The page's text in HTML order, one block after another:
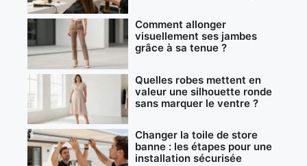
Comment allonger
visuellement ses jambes
grâce à sa tenue ?
Quelles robes mettent en
valeur une silhouette ronde
sans marquer le ventre ?
Changer la toile de store
banne : les étapes pour une
installation sécurisée